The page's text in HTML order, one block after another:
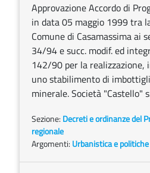
Approvazione Accordo di
in data 05 maggio 1999 tra
Comune di Casamassima ai
34/94 e succ. modif. ed
142/90 per la realizzazione,
uno stabilimento di
minerale. Società "Castello"
Sezione: Decreti e ordinanze del
regionale
Argomenti: Urbanistica e